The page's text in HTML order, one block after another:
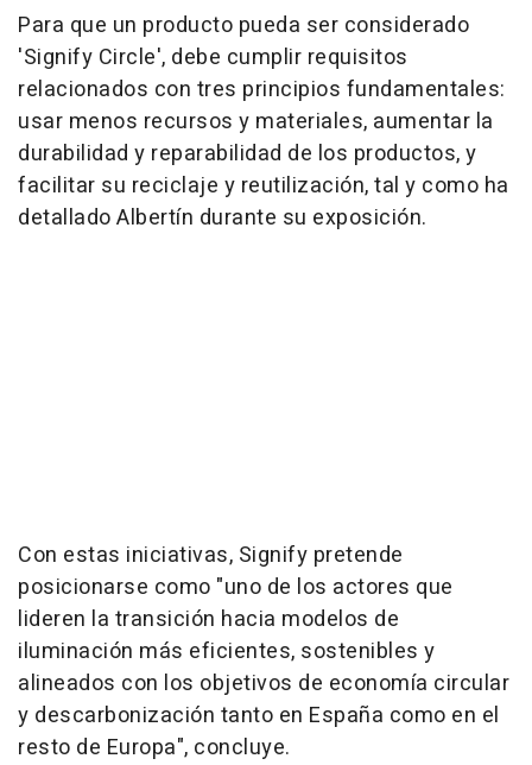
Para que un producto pueda ser considerado
'Signify Circle', debe cumplir requisitos
relacionados con tres principios fundamentales:
usar menos recursos y materiales, aumentar la
durabilidad y reparabilidad de los productos, y
facilitar su reciclaje y reutilización, tal y como ha
detallado Albertín durante su exposición.
Con estas iniciativas, Signify pretende
posicionarse como "uno de los actores que
lideren la transición hacia modelos de
iluminación más eficientes, sostenibles y
alineados con los objetivos de economía circular
y descarbonización tanto en España como en el
resto de Europa", concluye.